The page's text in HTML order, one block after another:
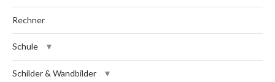
Rechner
Schule
Schilder & Wandbilder